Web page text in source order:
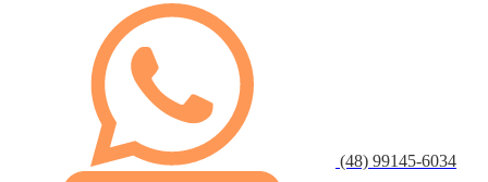
(48) 99145-6034